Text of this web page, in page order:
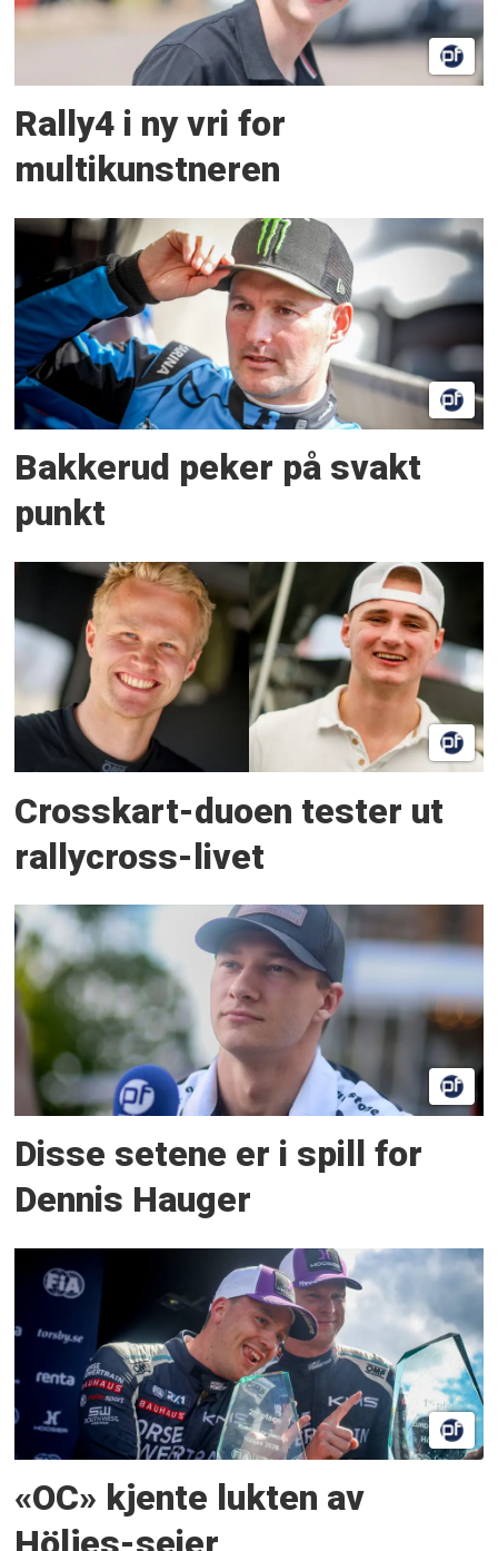
Rally4 i ny vri for
multikunstneren
Bakkerud peker på svakt
punkt
Crosskart-duoen tester ut
rallycross-livet
Disse setene er i spill for
Dennis Hauger
«OC» kjente lukten av